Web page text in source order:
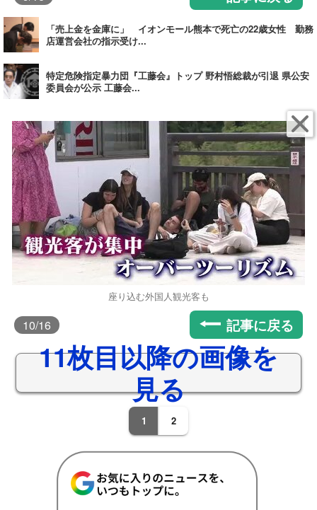
「売上金を金庫に」 イオンモール熊本で死亡の22歳女性 勤務
店運営会社の指示受け...
特定危険指定暴力団『工藤会』トップ 野村悟総裁が引退 県公安
委員会が公示 工藤会...
座り込む外国人観光客も
10/16 記事に戻る
11枚目以降の画像を
見る
1 2